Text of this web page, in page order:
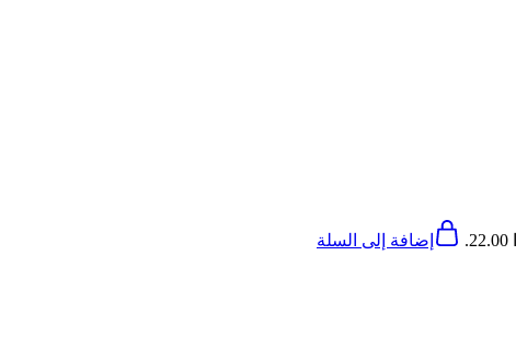
إضافة إلى السلة